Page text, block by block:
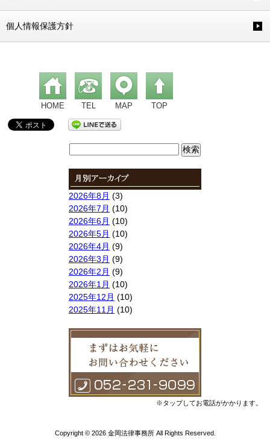
個人情報保護方針
HOME TEL MAP TOP
2026年8月 (3)
2026年7月 (10)
2026年6月 (10)
2026年5月 (10)
2026年4月 (9)
2026年3月 (9)
2026年2月 (9)
2026年1月 (10)
2025年12月 (10)
2025年11月 (10)
2025年8月(9)
2025年7月(10)
2025年6月(10)
2025年5月(10)
2025年4月(10)
2025年1月(8)
※タップしてお電話がかかります。
Copyright © 2026 金岡法律事務所 All Rights Reserved.